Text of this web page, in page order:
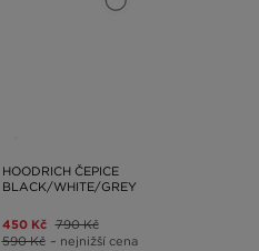
HOODRICH ČEPICE
BLACK/WHITE/GREY
450 Kč 790 Kč
590 Kč – nejnižší cena